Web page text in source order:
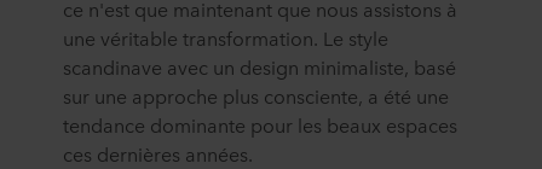
ce n'est que maintenant que nous assistons à
une véritable transformation. Le style
scandinave avec un design minimaliste, basé
sur une approche plus consciente, a été une
tendance dominante pour les beaux espaces
ces dernières années.